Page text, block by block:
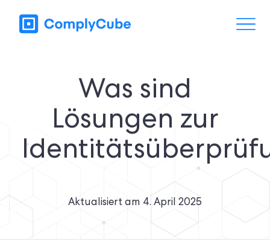
Was sind
Lösungen zur
Aktualisiert am 4. April 2025